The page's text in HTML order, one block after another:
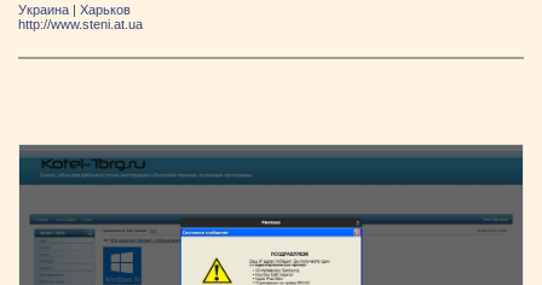
Украина | Харьков
http://www.steni.at.ua